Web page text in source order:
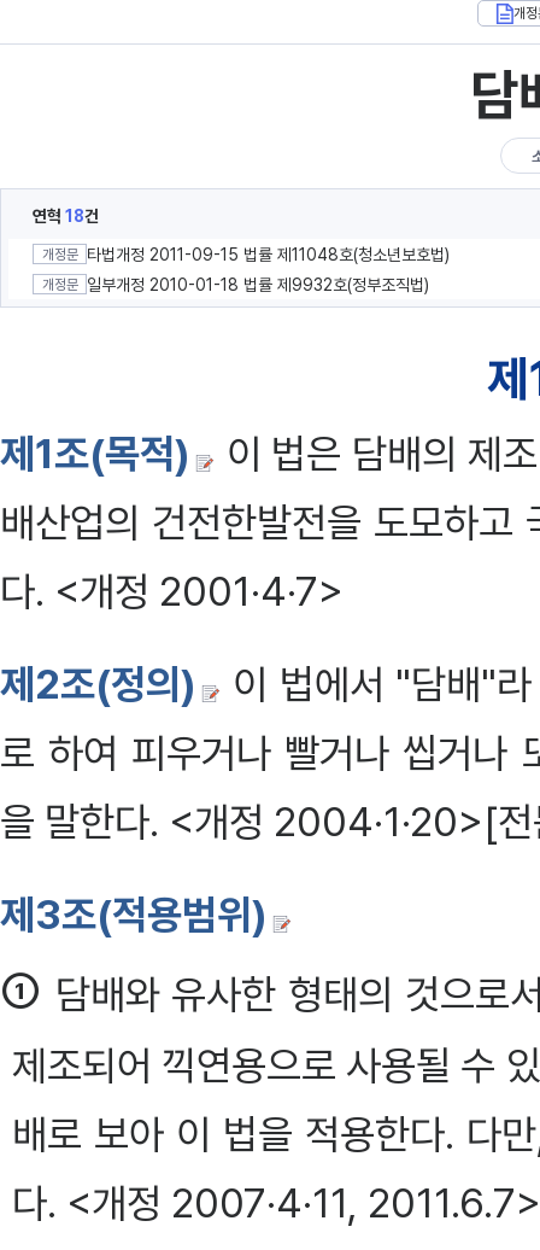
개정
담
연혁 18건
개정문 타법개정 2011-09-15 법률 제11048호(청소년보호법)
개정문 일부개정 2010-01-18 법률 제9932호(정부조직법)
제1조(목적)
이 법은 담배의 제
배산업의 건전한발전을 도모하고
다. <개정 2001·4·7>
제2조(정의)
이 법에서 "담배"
로 하여 피우거나 빨거나 씹거나
을 말한다. <개정 2004·1·20>[
제3조(적용범위)
① 담배와 유사한 형태의 것으로
제조되어 끽연용으로 사용될 수
배로 보아 이 법을 적용한다. 다
다. <개정 2007·4·11, 2011.6.7>